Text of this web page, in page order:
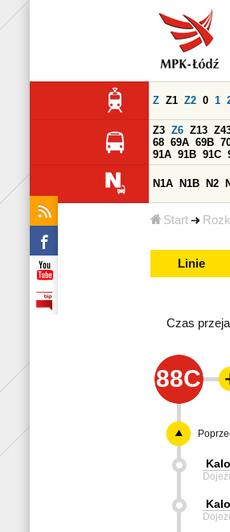
Start
Z Z1 Z2 0 1
Z3 Z6 Z13
68 69A 69B
91A 91B 91C
N1A N1B N2
Linie
Czas
88C